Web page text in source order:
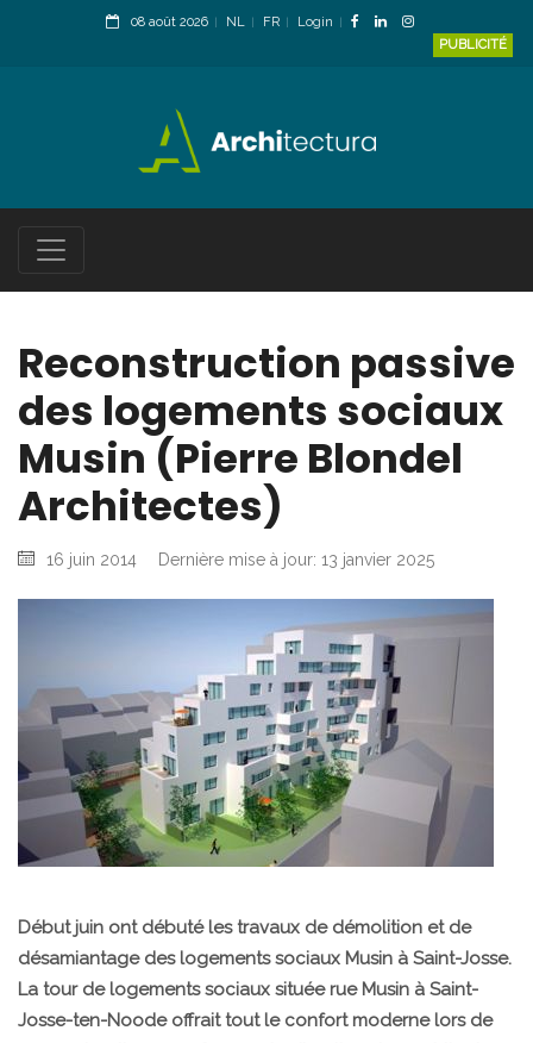
08 août 2026 NL FR
Login
PUBLICITÉ
Reconstruction passive
des logements sociaux
Musin (Pierre Blondel
Architectes)
16 juin 2014 Dernière mise à jour: 13 janvier 2025
Début juin ont débuté les travaux de démolition et de
désamiantage des logements sociaux Musin à Saint-Josse.
La tour de logements sociaux située rue Musin à Saint-
Josse-ten-Noode offrait tout le confort moderne lors de